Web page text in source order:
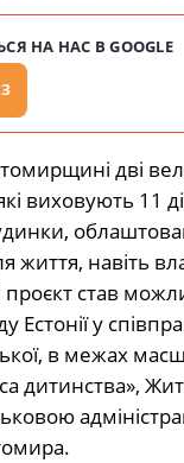
НА НАС В GOOGLE
дві
виховують 11
життя, навіть
став
Естонії у
в межах
дитинства»,